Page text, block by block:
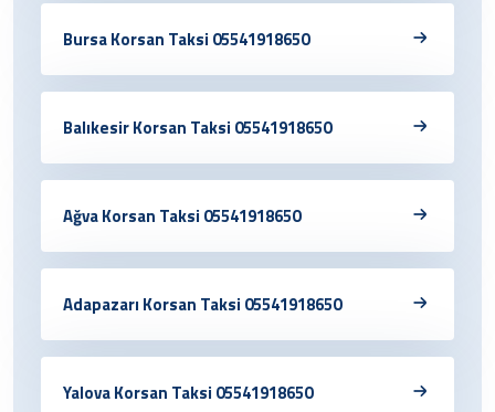
Bursa Korsan Taksi 05541918650
Balıkesir Korsan Taksi 05541918650
Ağva Korsan Taksi 05541918650
Adapazarı Korsan Taksi 05541918650
Yalova Korsan Taksi 05541918650